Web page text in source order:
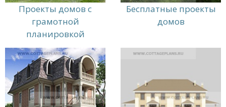
Проекты домов с
грамотной
планировкой
Бесплатные проекты
домов